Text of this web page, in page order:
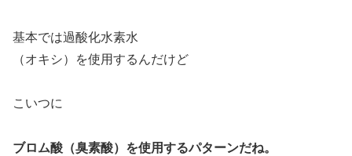
基本では過酸化水素水
（オキシ）を使用するんだけど
こいつに
ブロム酸（臭素酸）を使用するパターンだね。